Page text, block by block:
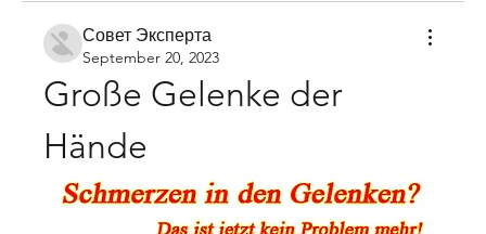
Совет Эксперта
September 20, 2023
Große Gelenke der
Hände